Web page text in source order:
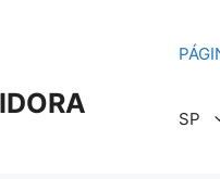
SP